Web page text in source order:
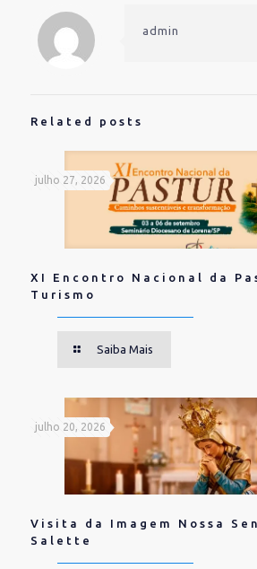
Twitter(abre
em
nova
janela)
nova
janela)
admin
Related posts
julho 27, 2026
XI Encontro Nacional da
Turismo
Saiba Mais
julho 20, 2026
Visita da Imagem Nossa
Salette